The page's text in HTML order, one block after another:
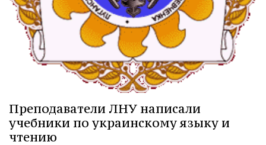
Преподаватели ЛНУ написали
учебники по украинскому языку и
чтению